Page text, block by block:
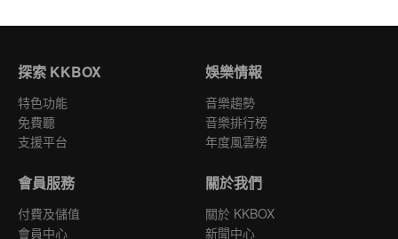
探索 KKBOX
特色功能
免費聽
支援平台
娛樂情報
音樂趨勢
音樂排行榜
年度風雲榜
會員服務
付費及儲值
會員中心
關於我們
關於 KKBOX
新聞中心